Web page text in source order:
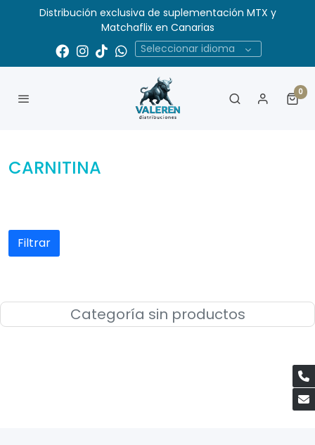
Distribución exclusiva de suplementación MTX y
Matchaflix en Canarias
Seleccionar idioma
0
CARNITINA
Filtrar
Categoría sin productos